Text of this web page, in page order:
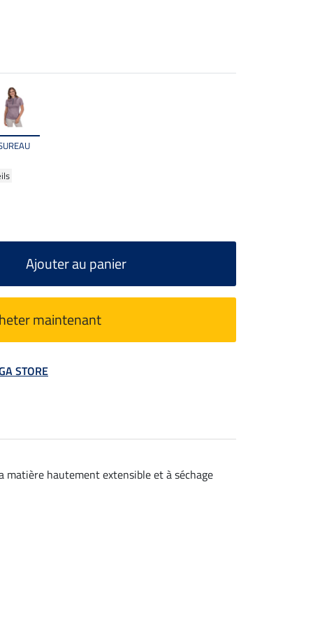
Ajouter au panier
maintenant
STORE
hautement extensible et à séchage